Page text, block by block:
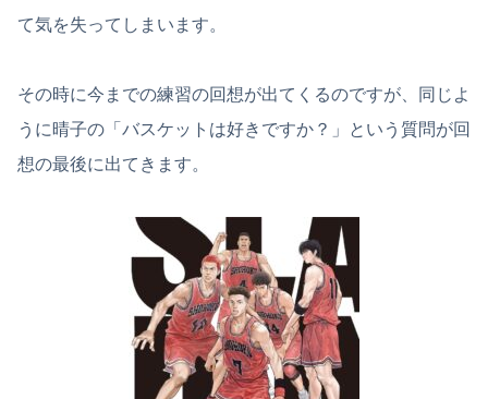
て気を失ってしまいます。
その時に今までの練習の回想が出てくるのですが、同じよ
うに晴子の「バスケットは好きですか？」という質問が回
想の最後に出てきます。